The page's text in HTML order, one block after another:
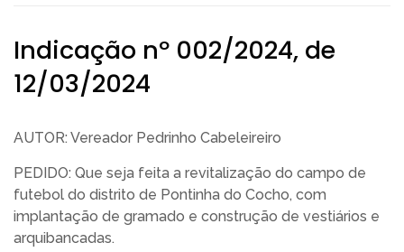
INTERNO
LICITAÇÕES
PORTAL
TRANSPARÊNCIA
LEGISLATIVO
Indicação nº 002/2024, de
12/03/2024
AUTOR: Vereador Pedrinho Cabeleireiro
PEDIDO: Que seja feita a revitalização do campo de
futebol do distrito de Pontinha do Cocho, com
implantação de gramado e construção de vestiários e
arquibancadas.